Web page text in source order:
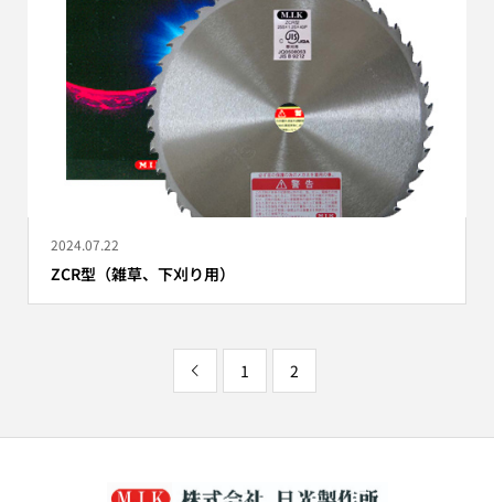
2024.07.22
ZCR型（雑草、下刈り用）
 1 2